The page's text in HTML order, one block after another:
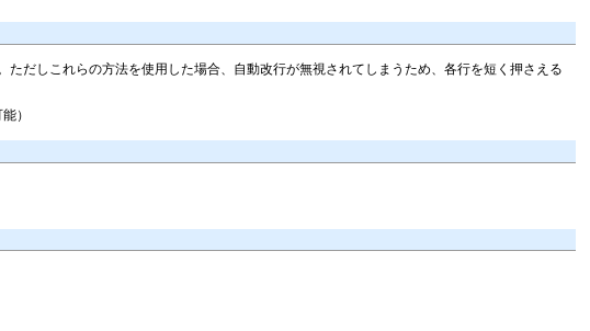
だしこれらの方法を使用した場合、自動改行が無視されてしまうため、各行を短く押さえる
）